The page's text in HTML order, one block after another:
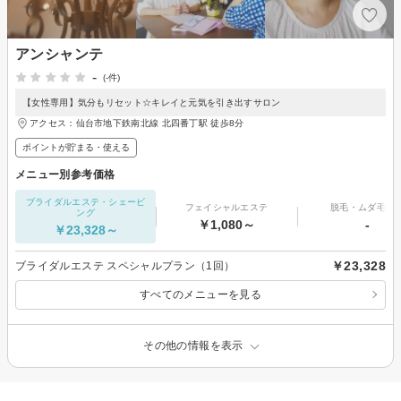
アンシャンテ
-
(-件)
【女性専用】気分もリセット☆キレイと元気を引き出すサロン
アクセス：仙台市地下鉄南北線 北四番丁駅 徒歩8分
ポイントが貯まる・使える
メニュー別参考価格
ブライダルエステ・シェービ
ング
￥23,328～
フェイシャルエステ
￥1,080～
脱毛・ムダ毛処
-
ブライダルエステ スペシャルプラン（1回） ￥23,328
すべてのメニューを見る
その他の情報を表示